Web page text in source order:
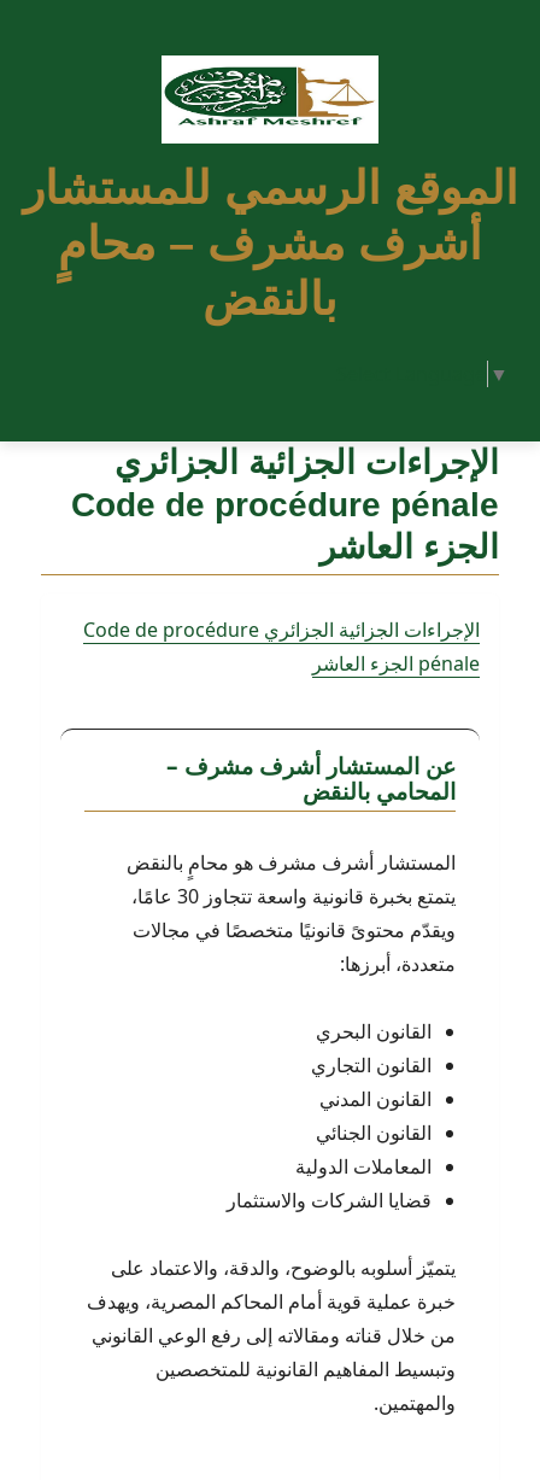
الموقع الرسمي للمستشار
أشرف مشرف – محامٍ
بالنقض
▼
الإجراءات الجزائية الجزائري
Code de procédure pénale
الجزء العاشر
الإجراءات الجزائية الجزائري Code de procédure
pénale الجزء العاشر
عن المستشار أشرف مشرف –
المحامي بالنقض
المستشار أشرف مشرف هو محامٍ بالنقض
يتمتع بخبرة قانونية واسعة تتجاوز 30 عامًا،
ويقدّم محتوىً قانونيًا متخصصًا في مجالات
متعددة، أبرزها:
القانون البحري
القانون التجاري
القانون المدني
القانون الجنائي
المعاملات الدولية
قضايا الشركات والاستثمار
يتميّز أسلوبه بالوضوح، والدقة، والاعتماد على
خبرة عملية قوية أمام المحاكم المصرية، ويهدف
من خلال قناته ومقالاته إلى رفع الوعي القانوني
وتبسيط المفاهيم القانونية للمتخصصين
والمهتمين.